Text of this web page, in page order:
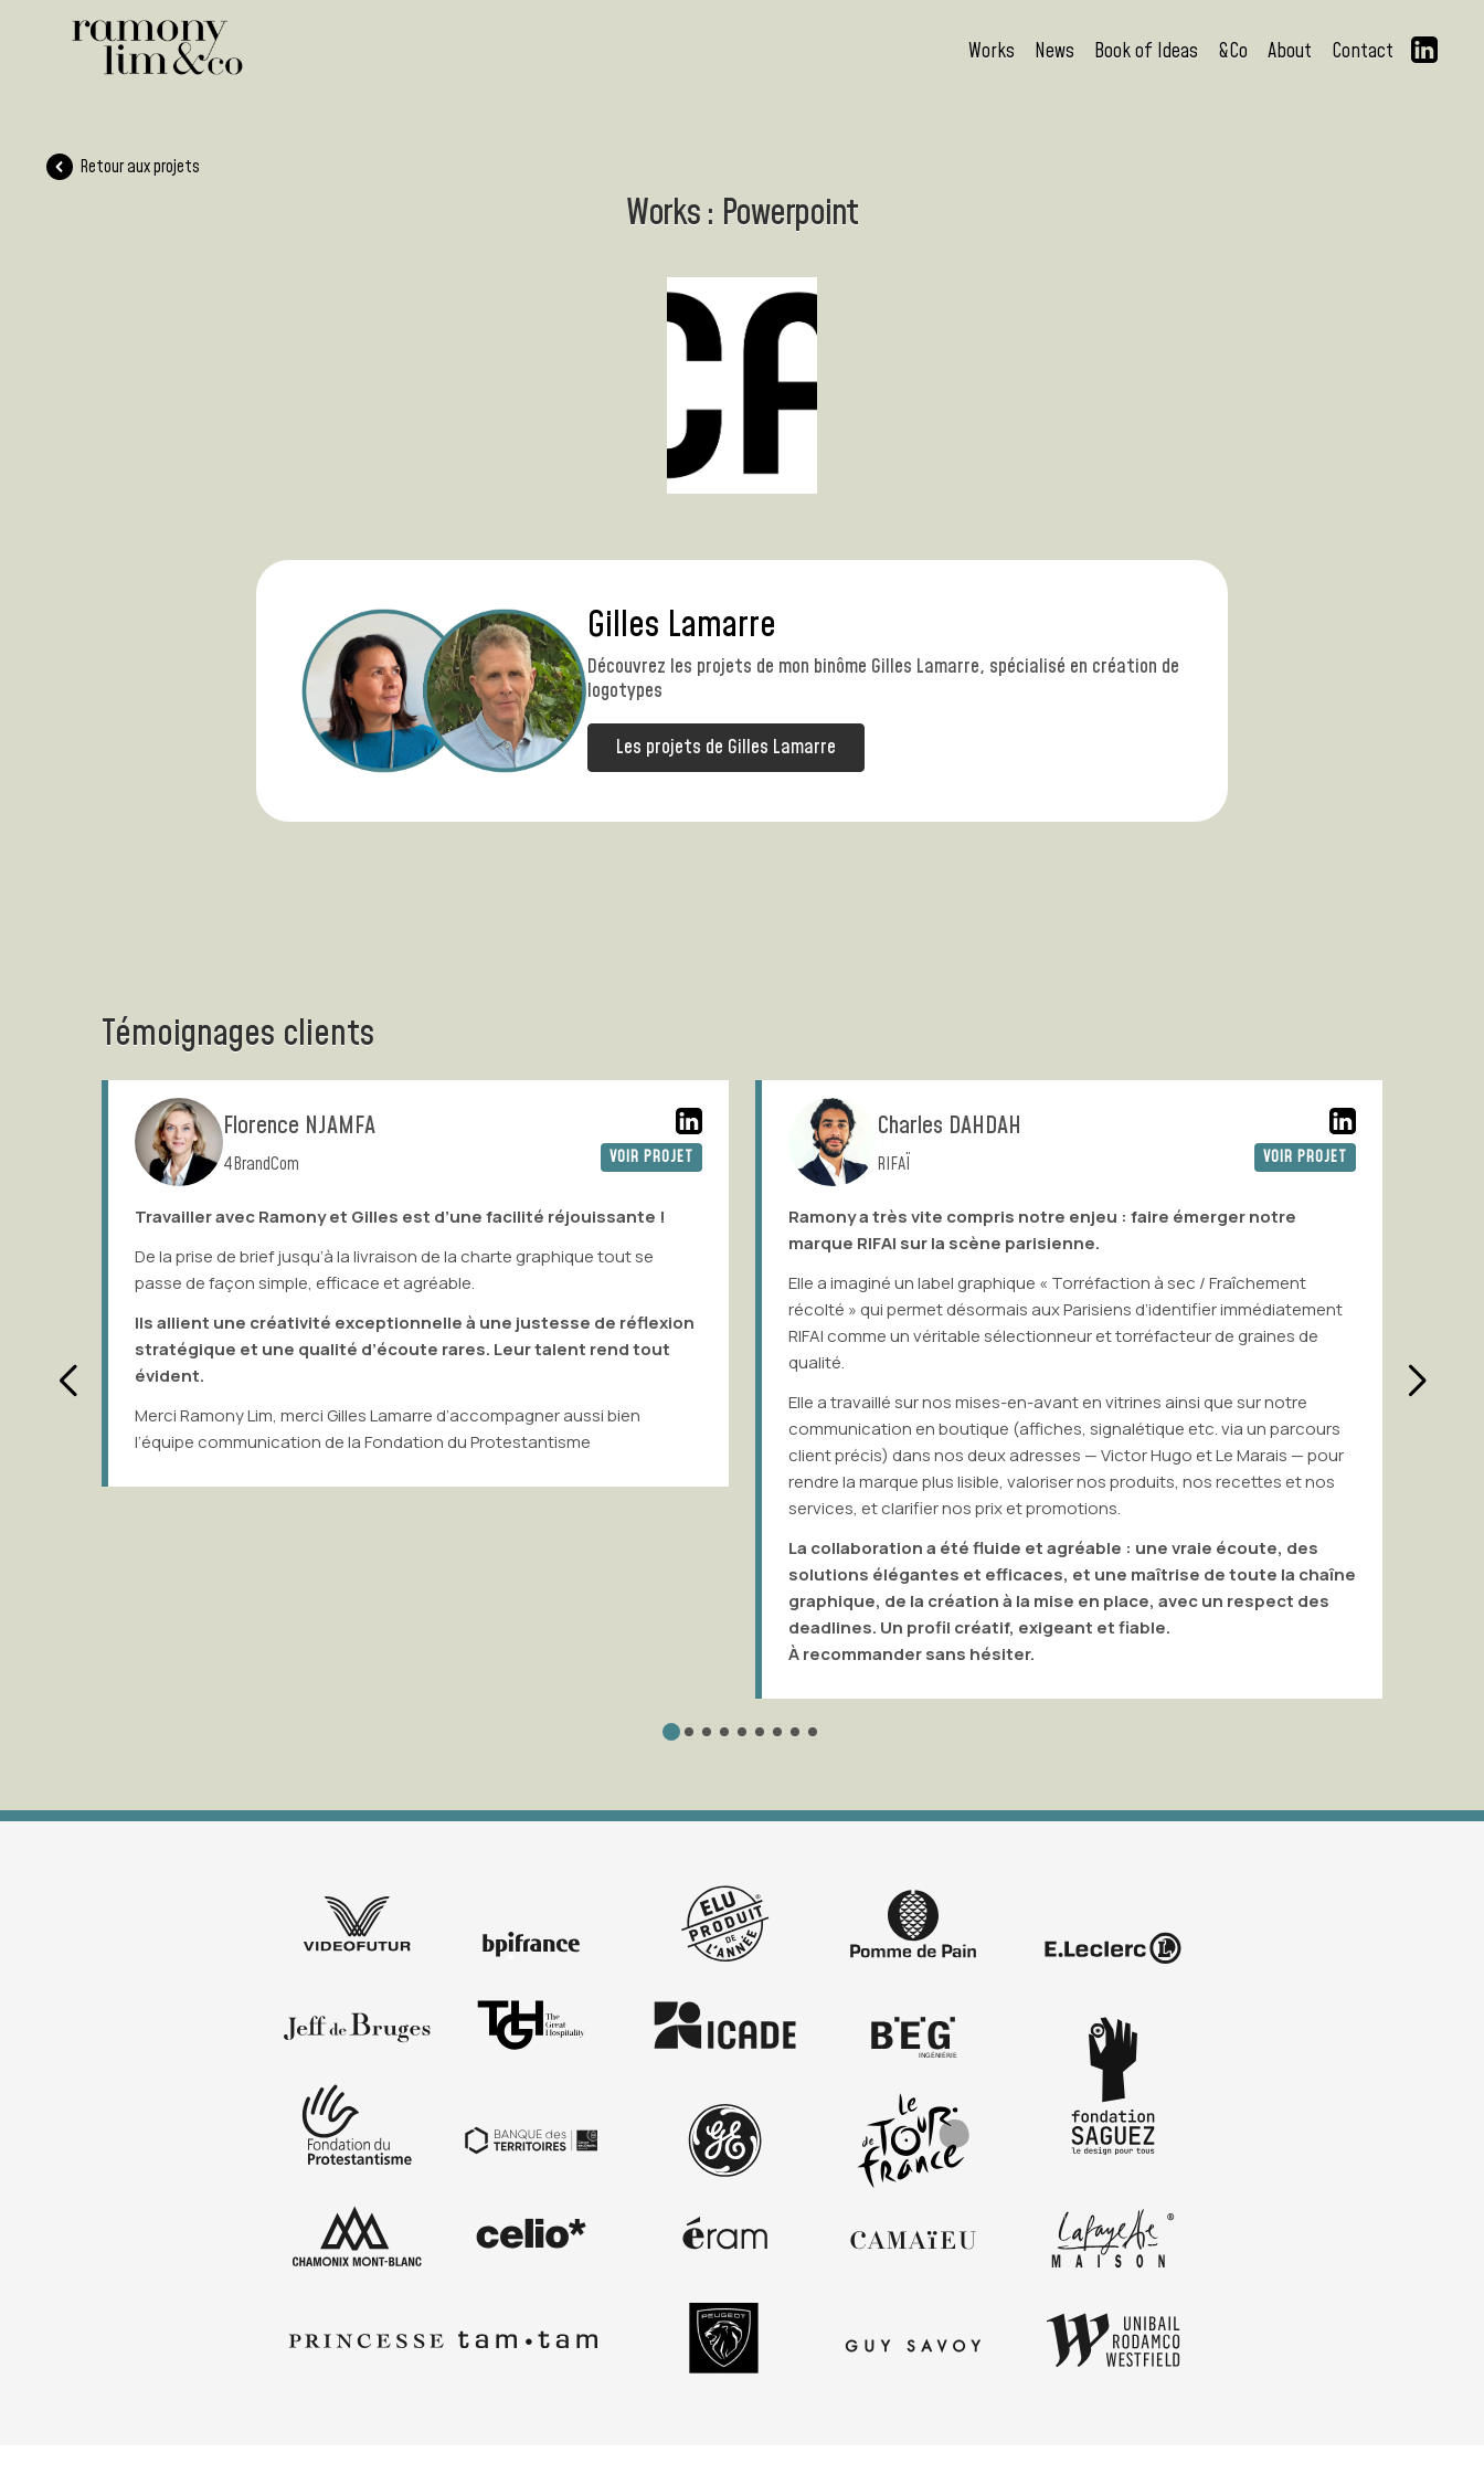
Works News Book of Ideas &Co About Contact
Retour aux projets
Works : Powerpoint
POWERPOINT
Gilles Lamarre
Découvrez les projets de mon binôme Gilles Lamarre, spécialisé en création de
logotypes
Les projets de Gilles Lamarre
Témoignages clients
Florence NJAMFA
4BrandCom VOIR PROJET
Travailler avec Ramony et Gilles est d’une facilité réjouissante !
De la prise de brief jusqu’à la livraison de la charte graphique tout se
passe de façon simple, efficace et agréable.
Ils allient une créativité exceptionnelle à une justesse de réflexion
stratégique et une qualité d’écoute rares. Leur talent rend tout
évident.
Merci Ramony Lim, merci Gilles Lamarre d’accompagner aussi bien
l’équipe communication de la Fondation du Protestantisme
Charles DAHDAH
RIFAÏ VOIR PROJET
Ramony a très vite compris notre enjeu : faire émerger notre
marque RIFAI sur la scène parisienne.
Elle a imaginé un label graphique « Torréfaction à sec / Fraîchement
récolté » qui permet désormais aux Parisiens d’identifier immédiatement
RIFAI comme un véritable sélectionneur et torréfacteur de graines de
Elle a travaillé sur nos mises-en-avant en vitrines ainsi que sur notre
communication en boutique (affiches, signalétique etc. via un parcours
client précis) dans nos deux adresses — Victor Hugo et Le Marais — pour
rendre la marque plus lisible, valoriser nos produits, nos recettes et nos
services, et clarifier nos prix et promotions.
La collaboration a été fluide et agréable : une vraie écoute, des
solutions élégantes et efficaces, et une maîtrise de toute la chaîne
graphique, de la création à la mise en place, avec un respect des
deadlines. Un profil créatif, exigeant et fiable.
À recommander sans hésiter.
d’identité